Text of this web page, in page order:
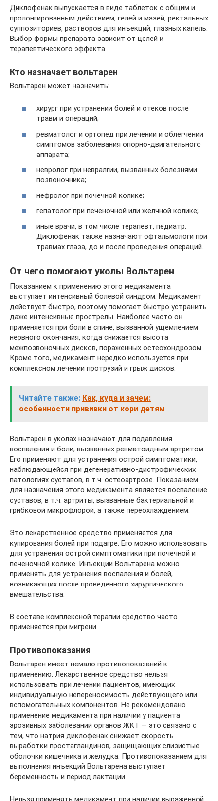
Диклофенак выпускается в виде таблеток с общим и
пролонгированным действием, гелей и мазей, ректальных
суппозиториев, растворов для инъекций, глазных капель.
Выбор формы препарата зависит от целей и
терапевтического эффекта.
Кто назначает вольтарен
Вольтарен может назначить:
хирург при устранении болей и отеков после
травм и операций;
ревматолог и ортопед при лечении и облегчении
симптомов заболевания опорно-двигательного
аппарата;
невролог при невралгии, вызванных болезнями
позвоночника;
нефролог при почечной колике;
гепатолог при печеночной или желчной колике;
иные врачи, в том числе терапевт, педиатр.
Диклофенак также назначают офтальмологи при
травмах глаза, до и после проведения операций.
От чего помогают уколы Вольтарен
Показанием к применению этого медикамента
выступает интенсивный болевой синдром. Медикамент
действует быстро, поэтому помогает быстро устранить
даже интенсивные прострелы. Наиболее часто он
применяется при боли в спине, вызванной ущемлением
нервного окончания, когда снижается высота
межпозвоночных дисков, пораженных остеохондрозом.
Кроме того, медикамент нередко используется при
комплексном лечении протрузий и грыж дисков.
Читайте также: Как, куда и зачем:
особенности прививки от кори детям
Вольтарен в уколах назначают для подавления
воспаления и боли, вызванных ревматоидным артритом.
Его применяют для устранения острой симптоматики,
наблюдающейся при дегенеративно-дистрофических
патологиях суставов, в т.ч. остеоартрозе. Показанием
для назначения этого медикамента является воспаление
суставов, в т.ч. артриты, вызванные бактериальной и
грибковой микрофлорой, а также переохлаждением.
Это лекарственное средство применяется для
купирования болей при подагре. Его можно использовать
для устранения острой симптоматики при почечной и
печеночной колике. Инъекции Вольтарена можно
применять для устранения воспаления и болей,
возникающих после проведенного хирургического
вмешательства.
В составе комплексной терапии средство часто
применяется при мигрени.
Противопоказания
Вольтарен имеет немало противопоказаний к
применению. Лекарственное средство нельзя
использовать при лечении пациентов, имеющих
индивидуальную непереносимость действующего или
вспомогательных компонентов. Не рекомендовано
применение медикамента при наличии у пациента
эрозивных заболеваний органов ЖКТ — это связано с
тем, что натрия диклофенак снижает скорость
выработки простагландинов, защищающих слизистые
оболочки кишечника и желудка. Противопоказанием для
выполнения инъекций Вольтарена выступает
беременность и период лактации.
Нельзя применять медикамент при наличии выраженной